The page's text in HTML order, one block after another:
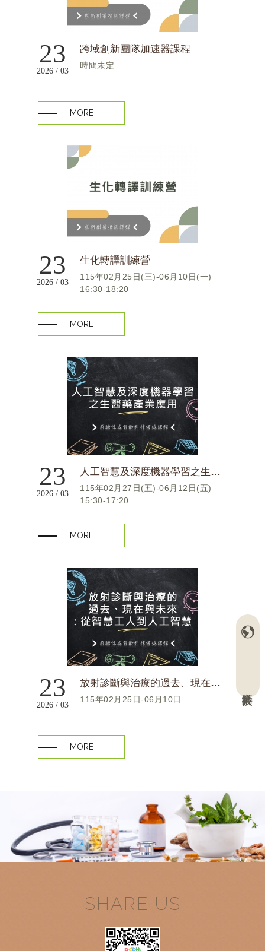
23
2026 / 03
跨域創新團隊加速器課程
時間未定
MORE
23
2026 / 03
生化轉譯訓練營
115年02月25日(三)-06月10日(一)
16:30-18:20
MORE
23
2026 / 03
人工智慧及深度機器學習之生醫藥產業應用
115年02月27日(五)-06月12日(五)
15:30-17:20
MORE
23
2026 / 03
放射診斷與治療的過去、現在與未來: 從智慧工人到人工智慧
115年02月25日-06月10日
MORE
SHARE US